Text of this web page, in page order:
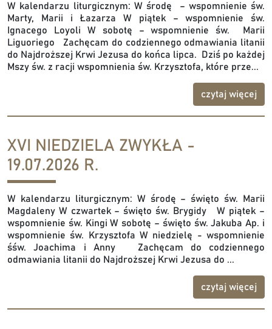
W kalendarzu liturgicznym: W środę – wspomnienie św.
Marty, Marii i Łazarza W piątek – wspomnienie św.
Ignacego Loyoli W sobotę – wspomnienie św. Marii
Liguoriego Zachęcam do codziennego odmawiania litanii
do Najdroższej Krwi Jezusa do końca lipca. Dziś po każdej
Mszy św. z racji wspomnienia św. Krzysztofa, które prze...
czytaj więcej
XVI NIEDZIELA ZWYKŁA -
19.07.2026 R.
W kalendarzu liturgicznym: W środę – święto św. Marii
Magdaleny W czwartek – święto św. Brygidy W piątek –
wspomnienie św. Kingi W sobotę – święto św. Jakuba Ap. i
wspomnienie św. Krzysztofa W niedzielę - wspomnienie
śśw. Joachima i Anny Zachęcam do codziennego
odmawiania litanii do Najdroższej Krwi Jezusa do ...
czytaj więcej